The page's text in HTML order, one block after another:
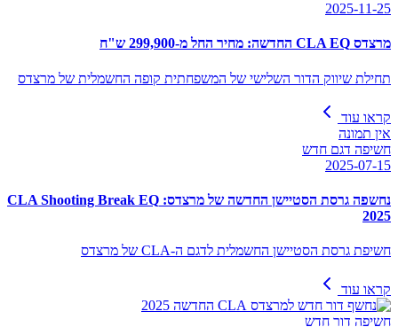
2025-11-25
מרצדס CLA EQ החדשה: מחיר החל מ-299,900 ש"ח
תחילת שיווק הדור השלישי של המשפחתית קופה החשמלית של מרצדס
קראו עוד
אין תמונה
חשיפה דגם חדש
2025-07-15
נחשפה גרסת הסטיישן החדשה של מרצדס: CLA Shooting Break EQ
2025
חשיפת גרסת הסטיישן החשמלית לדגם ה-CLA של מרצדס
קראו עוד
חשיפה דור חדש